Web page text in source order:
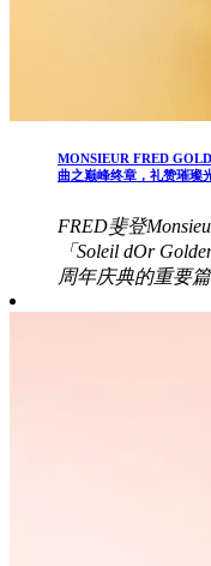
MONSIEUR FRED
曲之巅峰终章，礼赞璀璨
FRED斐登
「Soleil dOr
周年庆典的重要